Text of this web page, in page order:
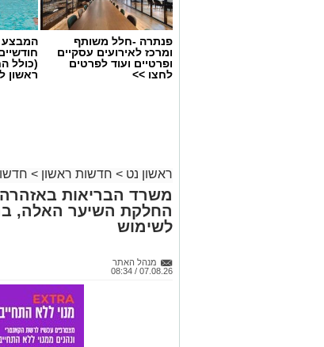
פנתרה -חלל משותף
ומרכז לאירועים עסקיים
ופרטיים ועוד לפרטים
לחצו >>
המבצע
(כולל
ראשון
ראשון נט > חדשות ראשון >
משרד הבריאות
החלקת השיער האלה,
לשימוש
מנהל האתר
07.08.26 / 08:34